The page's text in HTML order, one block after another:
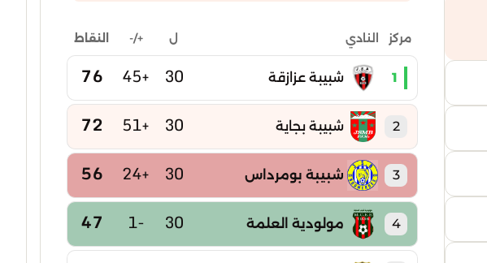
مركز النادي ل +/- النقاط
1 شبيبة عزازقة 30
+45
76
2 شبيبة بجاية 30
+51
72
3 شبيبة بومرداس 30
+24
56
4 مولودية العلمة 30
-1
47